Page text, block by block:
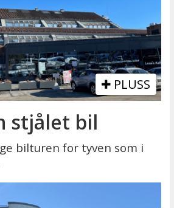
PLUSS
stjålet bil
bilturen for tyven som i